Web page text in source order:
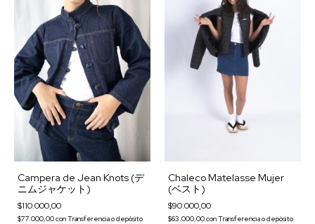
Campera de Jean Knots (デ
ニムジャケット)
$110.000,00
$77.000,00conTransferencia o depósito
Chaleco Matelasse Mujer
(ベスト)
$90.000,00
$63.000,00conTransferencia o depósito